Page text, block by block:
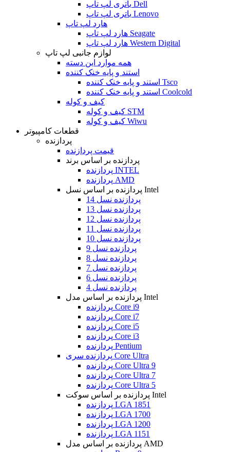
باتری لپ تاپ Dell
باتری لپ تاپ Lenovo
هارد لپ تاپ
هارد لپ تاپ Seagate
هارد لپ تاپ Western Digital
لوازم جانبی لپ تاپ
همه موارد این دسته
استند و پایه خنک کننده
استند و پایه خنک کننده Tsco
استند و پایه خنک کننده Coolcold
کیف و کوله
کیف و کوله STM
کیف و کوله Wiwu
قطعات کامپیوتر
پردازنده
قیمت پردازنده
پردازنده بر اساس برند
پردازنده INTEL
پردازنده AMD
پردازنده بر اساس نسل Intel
پردازنده نسل 14
پردازنده نسل 13
پردازنده نسل 12
پردازنده نسل 11
پردازنده نسل 10
پردازنده نسل 9
پردازنده نسل 8
پردازنده نسل 7
پردازنده نسل 6
پردازنده نسل 4
پردازنده بر اساس مدل Intel
پردازنده Core i9
پردازنده Core i7
پردازنده Core i5
پردازنده Core i3
پردازنده Pentium
پردازنده سری Core Ultra
پردازنده Core Ultra 9
پردازنده Core Ultra 7
پردازنده Core Ultra 5
پردازنده بر اساس سوکت Intel
پردازنده LGA 1851
پردازنده LGA 1700
پردازنده LGA 1200
پردازنده LGA 1151
پردازنده بر اساس مدل AMD